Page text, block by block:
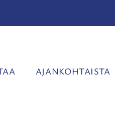
AJANKOHTAISTA